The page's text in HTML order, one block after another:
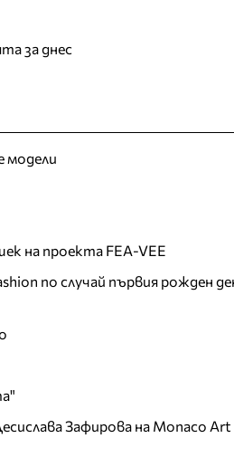
за днес
модели
на проекта FEA-VEE
по случай първия рожден
Зафирова на Monaco Art